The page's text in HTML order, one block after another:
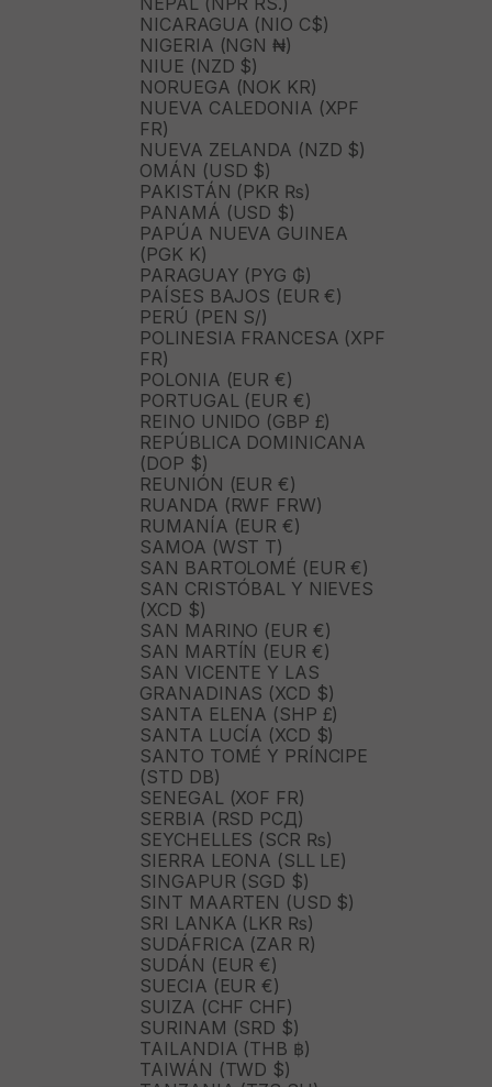
NICARAGUA (NIO C$)
NIGERIA (NGN ₦)
NIUE (NZD $)
NORUEGA (NOK KR)
NUEVA CALEDONIA (XPF
FR)
NUEVA ZELANDA (NZD $)
OMÁN (USD $)
PAKISTÁN (PKR ₨)
PANAMÁ (USD $)
PAPÚA NUEVA GUINEA
(PGK K)
PARAGUAY (PYG ₲)
PAÍSES BAJOS (EUR €)
PERÚ (PEN S/)
POLINESIA FRANCESA (XPF
FR)
POLONIA (EUR €)
PORTUGAL (EUR €)
REINO UNIDO (GBP £)
REPÚBLICA DOMINICANA
(DOP $)
REUNIÓN (EUR €)
RUANDA (RWF FRW)
RUMANÍA (EUR €)
SAMOA (WST T)
SAN BARTOLOMÉ (EUR €)
SAN CRISTÓBAL Y NIEVES
(XCD $)
SAN MARINO (EUR €)
SAN MARTÍN (EUR €)
SAN VICENTE Y LAS
GRANADINAS (XCD $)
SANTA ELENA (SHP £)
SANTA LUCÍA (XCD $)
SANTO TOMÉ Y PRÍNCIPE
(STD DB)
SENEGAL (XOF FR)
SERBIA (RSD РСД)
SEYCHELLES (SCR ₨)
SIERRA LEONA (SLL LE)
SINGAPUR (SGD $)
SINT MAARTEN (USD $)
SRI LANKA (LKR ₨)
SUDÁFRICA (ZAR R)
SUDÁN (EUR €)
SUECIA (EUR €)
SUIZA (CHF CHF)
SURINAM (SRD $)
TAILANDIA (THB ฿)
TAIWÁN (TWD $)